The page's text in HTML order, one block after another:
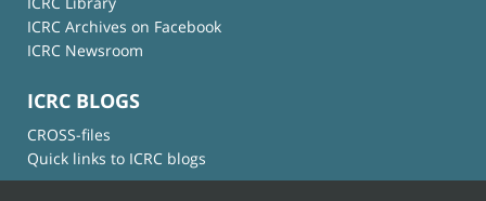
ICRC Archives on Facebook
ICRC Newsroom
ICRC BLOGS
CROSS-files
Quick links to ICRC blogs